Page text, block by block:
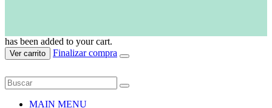
has been added to your cart.
Ver carrito Finalizar compra
MAIN MENU